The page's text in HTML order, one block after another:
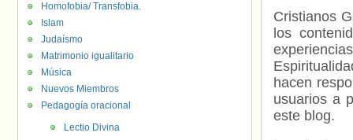
Cristianos
los
hacen
usuarios a
este blog.
Homofobia/ Transfobia.
Islam
Judaísmo
Matrimonio igualitario
Música
Nuevos Miembros
Pedagogía oracional
Lectio Divina